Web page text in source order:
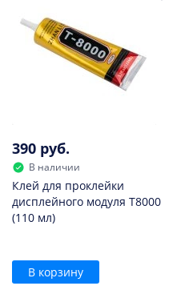
390 руб.
В наличии
Клей для проклейки
дисплейного модуля T8000
(110 мл)
В корзину